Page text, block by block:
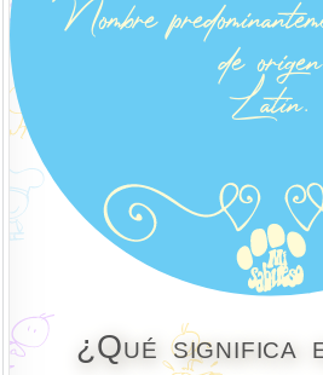
¿Qué significa